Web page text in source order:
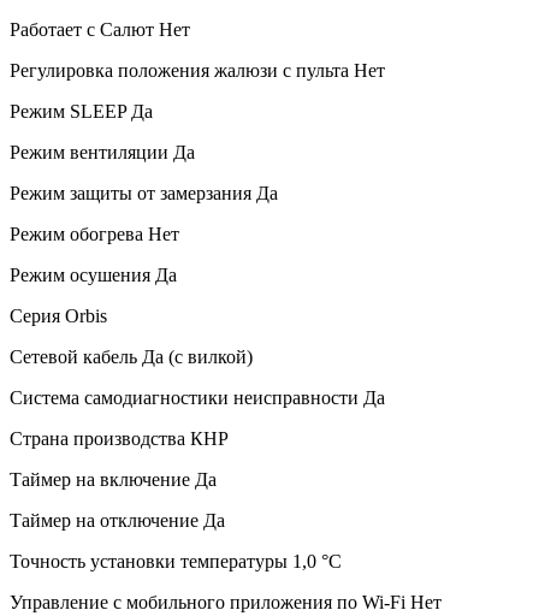
Работает с Салют Нет
Регулировка положения жалюзи с пульта Нет
Режим SLEEP Да
Режим вентиляции Да
Режим защиты от замерзания Да
Режим обогрева Нет
Режим осушения Да
Серия Orbis
Сетевой кабель Да (с вилкой)
Система самодиагностики неисправности Да
Страна производства КНР
Таймер на включение Да
Таймер на отключение Да
Точность установки температуры 1,0 °С
Управление c мобильного приложения по Wi-Fi Нет